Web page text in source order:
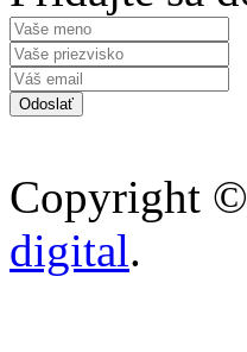
Copyright
digital.